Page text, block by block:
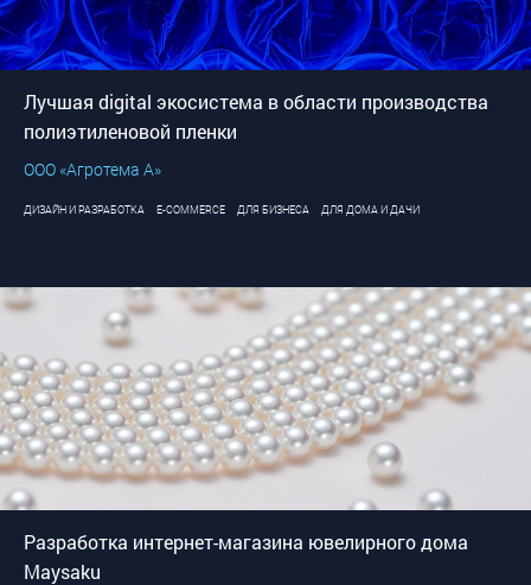
Лучшая digital экосистема в области производства
полиэтиленовой пленки
ООО «Агротема А»
ДИЗАЙН И РАЗРАБОТКА E-COMMERCE ДЛЯ БИЗНЕСА ДЛЯ ДОМА И ДАЧИ
Разработка интернет-магазина ювелирного дома
Maysaku